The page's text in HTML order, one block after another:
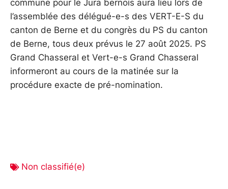
commune pour le Jura bernois aura lieu lors de
l’assemblée des délégué-e-s des VERT-E-S du
canton de Berne et du congrès du PS du canton
de Berne, tous deux prévus le 27 août 2025. PS
Grand Chasseral et Vert-e-s Grand Chasseral
informeront au cours de la matinée sur la
procédure exacte de pré-nomination.
Non classifié(e)